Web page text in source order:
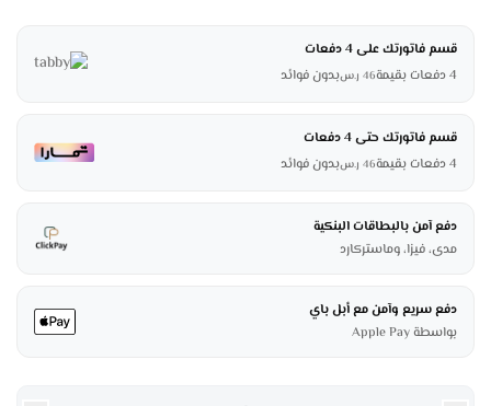
قسم فاتورتك على 4 دفعات
4 دفعات بقيمة
46 ر.سبدون فوائد
قسم فاتورتك حتى 4 دفعات
4 دفعات بقيمة
46 ر.سبدون فوائد
دفع آمن بالبطاقات البنكية
مدى، فيزا، وماستركارد
دفع سريع وآمن مع أبل باي
بواسطة Apple Pay